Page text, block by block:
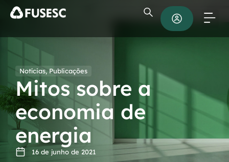
Notícias, Publicações
Mitos sobre a
economia de
energia
16 de junho de 2021